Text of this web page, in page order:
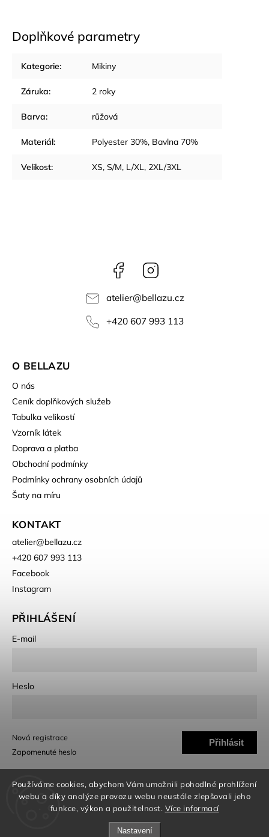
Používáme cookies, abychom Vám umožnili pohodlné prohlížení
webu a díky analýze provozu webu neustále zlepšovali jeho
funkce, výkon a použitelnost. Více informací
Nastavení
Doplňkové parametry
Kategorie: Mikiny
Záruka: 2 roky
Barva: růžová
Materiál: Polyester 30%, Bavlna 70%
Velikost: XS, S/M, L/XL, 2XL/3XL
Facebook
atelier@bellazu.cz
+420 607 993 113
O BELLAZU
O nás
Ceník doplňkových služeb
Tabulka velikostí
Vzorník látek
Doprava a platba
Obchodní podmínky
Podmínky ochrany osobních údajů
Šaty na míru
KONTAKT
atelier@bellazu.cz
+420 607 993 113
Facebook
Instagram
PŘIHLÁŠENÍ
E-mail
Heslo
Přihlásit
Nová registrace
Zapomenuté heslo